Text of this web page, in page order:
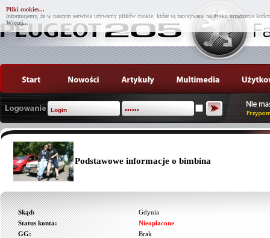
Pliki cookies...
Informujemy, że w naszym serwisie używamy plików cookie, które są zapisywane na dysku urządzenia
Więcej...
Podstawowe informacje o bimbina
Skąd:
Gdynia
Status konta:
Nieopłacone
GG:
Brak